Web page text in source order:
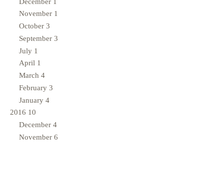
November 1
October 3
September 3
July 1
April 1
March 4
February 3
January 4
2016 10
December 4
November 6